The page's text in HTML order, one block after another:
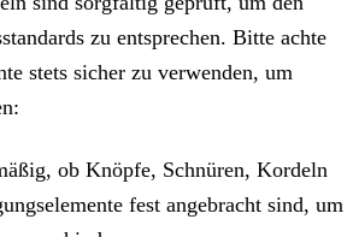
zu entsprechen. Bitte achte
stets sicher zu verwenden, um
ob Knöpfe, Schnüren, Kordeln
fest angebracht sind, um